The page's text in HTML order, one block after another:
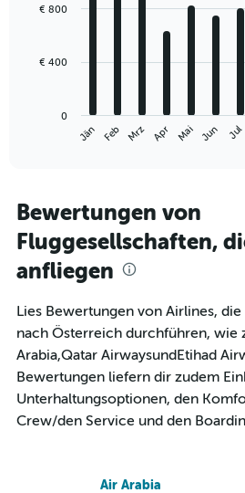
The
Range:
12
categories.
The
chart
1
Y
displaying
values.
Range:
0
Jän Feb Mrz Apr Mai Jun Jul
0
€ 400
€ 800
Bewertungen von
Fluggesellschaften,
anfliegen
Lies Bewertungen von Airlines, die
nach Österreich durchführen, wie
Arabia,Qatar AirwaysundEtihad
Bewertungen liefern dir zudem
Unterhaltungsoptionen, den
Crew/den Service und den
Air Arabia